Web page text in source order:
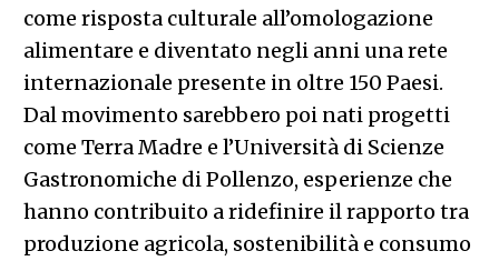
come risposta culturale all’omologazione
alimentare e diventato negli anni una rete
internazionale presente in oltre 150 Paesi.
Dal movimento sarebbero poi nati progetti
come Terra Madre e l’Università di Scienze
Gastronomiche di Pollenzo, esperienze che
hanno contribuito a ridefinire il rapporto tra
produzione agricola, sostenibilità e consumo